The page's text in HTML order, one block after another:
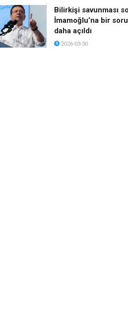
Bilirkişi savunması
İmamoğlu’na bir
daha açıldı
2026-03-30